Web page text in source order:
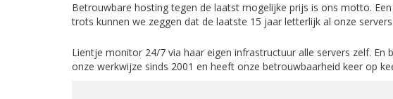
Betrouwbare hosting tegen de laatst mogelijke prijs is ons motto.
trots kunnen we zeggen dat de laatste 15 jaar letterlijk al onze
Lientje monitor 24/7 via haar eigen infrastructuur alle servers zelf.
onze werkwijze sinds 2001 en heeft onze betrouwbaarheid keer op